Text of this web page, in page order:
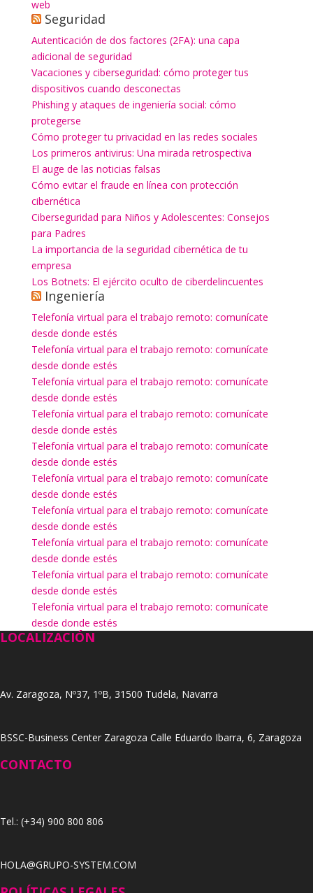
web
Seguridad
Autenticación de dos factores (2FA): una capa
adicional de seguridad
Vacaciones y ciberseguridad: cómo proteger tus
dispositivos cuando desconectas
Phishing y ataques de ingeniería social: cómo
protegerse
Cómo proteger tu privacidad en las redes sociales
Los primeros antivirus: Una mirada retrospectiva
El auge de las noticias falsas
Cómo evitar el fraude en línea con protección
cibernética
Ciberseguridad para Niños y Adolescentes: Consejos
para Padres
La importancia de la seguridad cibernética de tu
empresa
Los Botnets: El ejército oculto de ciberdelincuentes
Ingeniería
Telefonía virtual para el trabajo remoto: comunícate
desde donde estés
Telefonía virtual para el trabajo remoto: comunícate
desde donde estés
Telefonía virtual para el trabajo remoto: comunícate
desde donde estés
Telefonía virtual para el trabajo remoto: comunícate
desde donde estés
Telefonía virtual para el trabajo remoto: comunícate
desde donde estés
Telefonía virtual para el trabajo remoto: comunícate
desde donde estés
Telefonía virtual para el trabajo remoto: comunícate
desde donde estés
Telefonía virtual para el trabajo remoto: comunícate
desde donde estés
Telefonía virtual para el trabajo remoto: comunícate
desde donde estés
Telefonía virtual para el trabajo remoto: comunícate
desde donde estés
LOCALIZACIÓN
Av. Zaragoza, Nº37, 1ºB, 31500 Tudela, Navarra
BSSC-Business Center Zaragoza Calle Eduardo Ibarra, 6, Zaragoza
CONTACTO
Tel.: (+34) 900 800 806
HOLA@GRUPO-SYSTEM.COM